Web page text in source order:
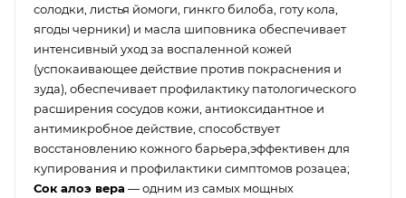
солодки, листья йомоги, гинкго билоба, готу кола,
ягоды черники) и масла шиповника обеспечивает
интенсивный уход за воспаленной кожей
(успокаивающее действие против покраснения и
зуда), обеспечивает профилактику патологического
расширения сосудов кожи, антиоксидантное и
антимикробное действие, способствует
восстановлению кожного барьера,эффективен для
купирования и профилактики симптомов розацеа;
Сок алоэ вера — одним из самых мощных